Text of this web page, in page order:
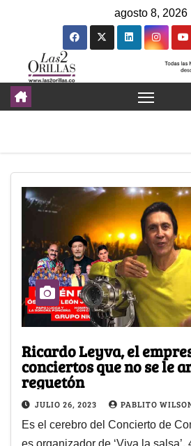
agosto 8, 2026
Ricardo Leyva, el
conciertos que no se le
reguetón
JULIO 26, 2023 PABLITO
Es el cerebro del Concierto de